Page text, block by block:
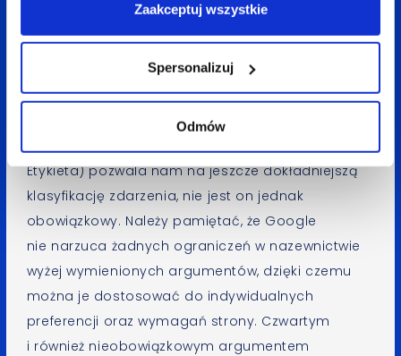
Zaakceptuj wszystkie
Spersonalizuj
Odmów
klasyfikację zdarzeń oraz ułatwienie ich
odnalezienie w interfejsie GA. Są to, tak jak
w pierwszym przykładzie,category
orazaction(pol: Akcja). Przykładowo, dla zdarzenia
pobrania pliku kategorią może być jego nazwa,
Etykieta) pozwala nam na jeszcze dokładniejszą
klasyfikację zdarzenia, nie jest on jednak
obowiązkowy. Należy pamiętać, że Google
nie narzuca żadnych ograniczeń w nazewnictwie
wyżej wymienionych argumentów, dzięki czemu
można je dostosować do indywidualnych
preferencji oraz wymagań strony. Czwartym
i również nieobowiązkowym argumentem